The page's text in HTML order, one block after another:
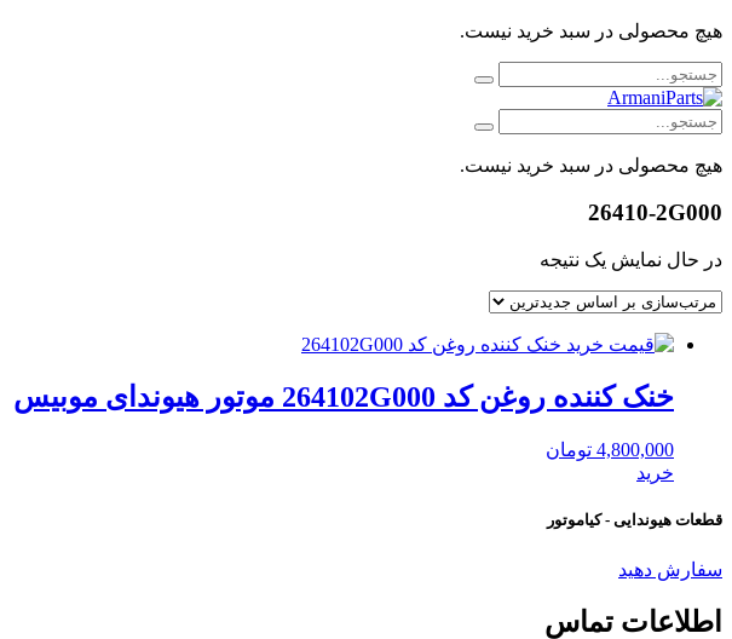
هیچ محصولی در سبد خرید نیست.
هیچ محصولی در سبد خرید نیست.
26410-2G000
در حال نمایش یک نتیجه
خنک کننده روغن کد 264102G000 موتور هیوندای موبیس
4,800,000 تومان
خرید
قطعات هیوندایی - کیاموتور
سفارش دهید
اطلاعات تماس